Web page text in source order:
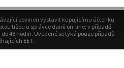
povinen vystavit kupujícímu účtenku.
tržbu u správce daně on-line; v případě
48 hodin. Uvedené se týká pouze případů
EET.